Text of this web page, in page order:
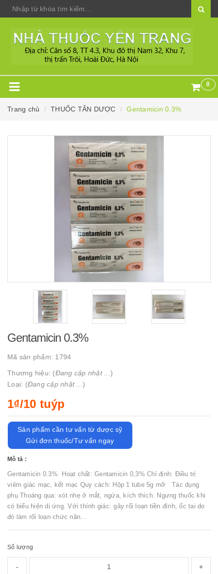
0
Trang chủ THUỐC TÂN DƯỢC Gentamicin 0.3%
Gentamicin 0.3%
Mã sản phẩm: 1794
Thương hiệu: (Đang cập nhật ... )
Loại: (Đang cập nhật ... )
1₫/10 tuýp
Sản phẩm cần tư vấn từ dược sỹ
Gửi đơn thuốc/Tư vấn ngay
Mô tả :
Gentamicin 0.3% Hoạt chất: Gentamicin 0,3% Chỉ định: Điều trị
viêm giác mạc, kết mạc Quy cách: Hộp 1 tube 5g mỡ Tác dụng
phụ Thoáng qua: xót nhẹ ở mắt, ngứa, kích thích. Ngưng thuốc khi
có biểu hiện dị ứng. Với thính giác: gây rối loạn tiền đình, ốc tai do
đó làm rối loạn chức năn...
Số lượng
- +